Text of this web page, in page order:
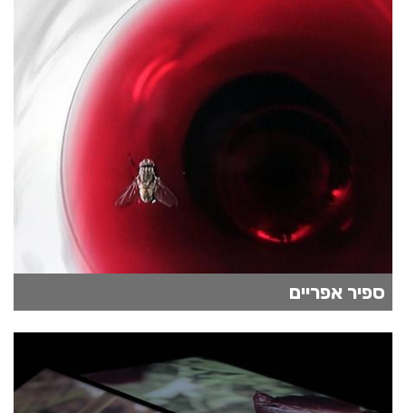
ספיר אפריים